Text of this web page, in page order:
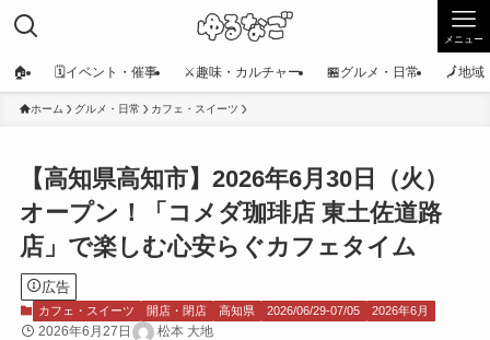
メニュー
🏠 🗓️イベント・催事 ⚔️趣味・カルチャー 🏪グルメ・日常 🗾地域
ホーム グルメ・日常 カフェ・スイーツ
【高知県高知市】2026年6月30日（火）
オープン！「コメダ珈琲店 東土佐道路
店」で楽しむ心安らぐカフェタイム
広告
カフェ・スイーツ 開店・閉店 高知県 2026/06/29-07/05 2026年6月
2026年6月27日 松本 大地